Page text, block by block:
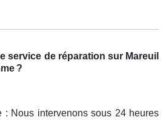
service de réparation sur Mareuil
?
: Nous intervenons sous 24 heures